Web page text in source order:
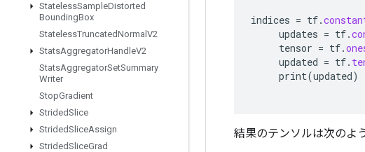
StatelessSampleDistorted
BoundingBox
StatelessTruncatedNormal V2
StatsAggregatorHandleV2
StatsAggregatorSetSummary
Writer
StopGradient
StridedSlice
StridedSliceAssign
StridedSliceGrad
indices = tf.
updates = tf.
tensor = tf.
updated = tf.
print(updated)
結果のテンソルは次のよ